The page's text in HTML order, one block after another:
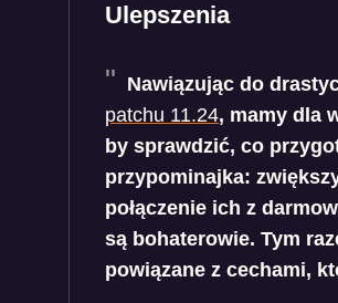
Ulepszenia
Nawiązując do
patchu 11.24, mamy dla
by sprawdzić, co
przypominajka:
połączenie ich z
są bohaterowie. Tym
powiązane z cechami,